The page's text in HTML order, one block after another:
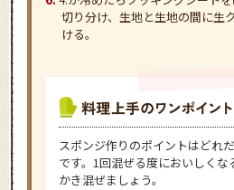
切り分け、生地と生地の間に生
ける。
スポンジ作りのポイントはどれ
です。1回混ぜる度においしくな
かき混ぜましょう。